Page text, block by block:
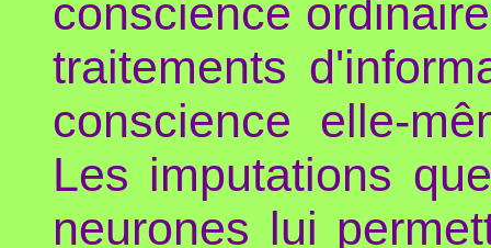
conscience
traitements
conscience elle-
Les imputations
neurones lui